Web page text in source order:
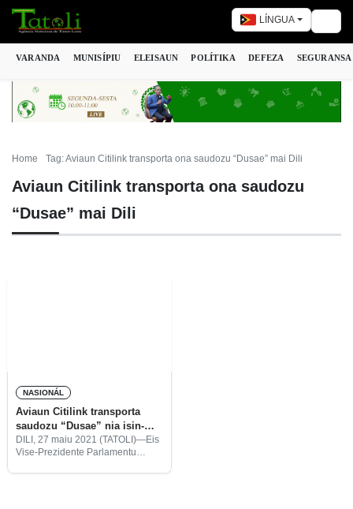
LÍNGUA
VARANDA MUNISÍPIU ELEISAUN POLÍTIKA DEFEZA SEGURANSA
Home Tag: Aviaun Citilink transporta ona saudozu “Dusae” mai Dili
Aviaun Citilink transporta ona saudozu
“Dusae” mai Dili
NASIONÁL
Aviaun Citilink transporta
saudozu “Dusae” nia isin-
mate mai Dili
DILI, 27 maiu 2021 (TATOLI)—Eis
Vise-Prezidente Parlamentu